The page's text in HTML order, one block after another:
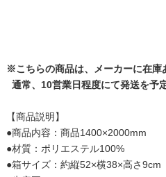
※こちらの商品は、メーカーに在庫
通常、10営業日程度にて発送を予
【商品説明】
●商品内容：商品1400×2000mm
●材質：ポリエステル100%
●箱サイズ：約縦52×横38×高さ9cm